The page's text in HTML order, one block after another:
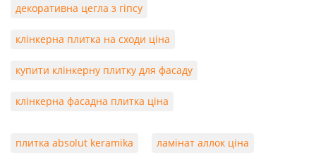
декоративна цегла з гіпсу
клінкерна плитка на сходи ціна
купити клінкерну плитку для фасаду
клінкерна фасадна плитка ціна
плитка absolut keramika ламінат аллок ціна